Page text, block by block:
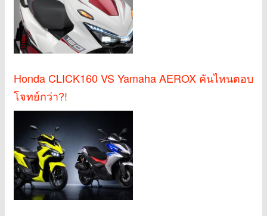
Honda CLICK160 VS Yamaha AEROX คันไหนตอบ
โจทย์กว่า?!